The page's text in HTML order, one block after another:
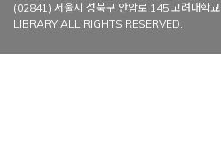
(02841) 서울시 성북구 안암로 145 고려대학
LIBRARY ALL RIGHTS RESERVED.